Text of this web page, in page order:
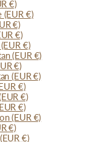
€)
(EUR €)
€)
€)
(EUR €)
(EUR €)
€)
(EUR €)
€)
€)
€)
(EUR €)
€)
(EUR €)